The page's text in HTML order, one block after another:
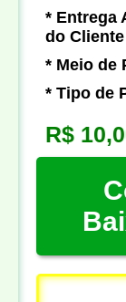
* Entrega
do
* Meio de
* Tipo de
R$